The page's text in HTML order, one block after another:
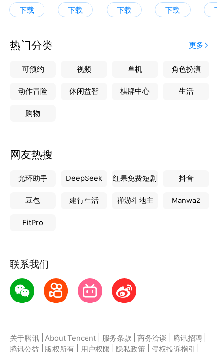
下载 下载 下载 下载
热门分类 更多
可预约 视频 单机 角色扮演
动作冒险 休闲益智 棋牌中心 生活
购物
网友热搜
光环助手 DeepSeek 红果免费短剧 抖音
豆包 建行生活 禅游斗地主 Manwa2
FitPro
联系我们
关于腾讯 About Tencent 服务条款 商务洽谈 腾讯招聘
腾讯公益
版权所有 用户权限 隐私政策 侵权投诉指引